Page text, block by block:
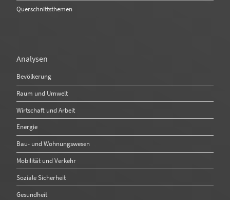
Querschnittsthemen
Analysen
Bevölkerung
Raum und Umwelt
Wirtschaft und Arbeit
Energie
Bau- und Wohnungswesen
Mobilität und Verkehr
Soziale Sicherheit
Gesundheit